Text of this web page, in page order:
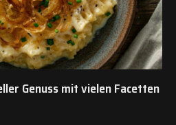
Genuss mit vielen Facetten